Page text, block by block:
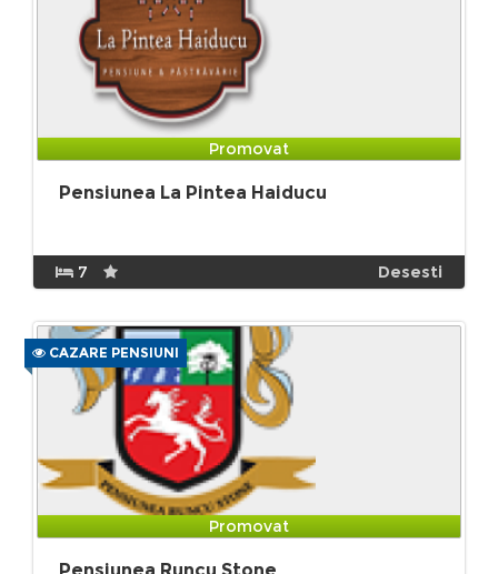
Promovat
Pensiunea La Pintea Haiducu
7 Desesti
CAZARE PENSIUNI
Promovat